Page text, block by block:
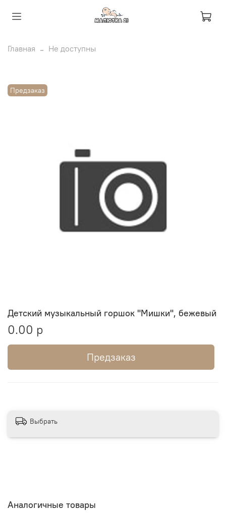
Главная Не доступны
Предзаказ
Детский музыкальный горшок "Mишки", бежевый
0.00 р
Предзаказ
Выбрать
Аналогичные товары